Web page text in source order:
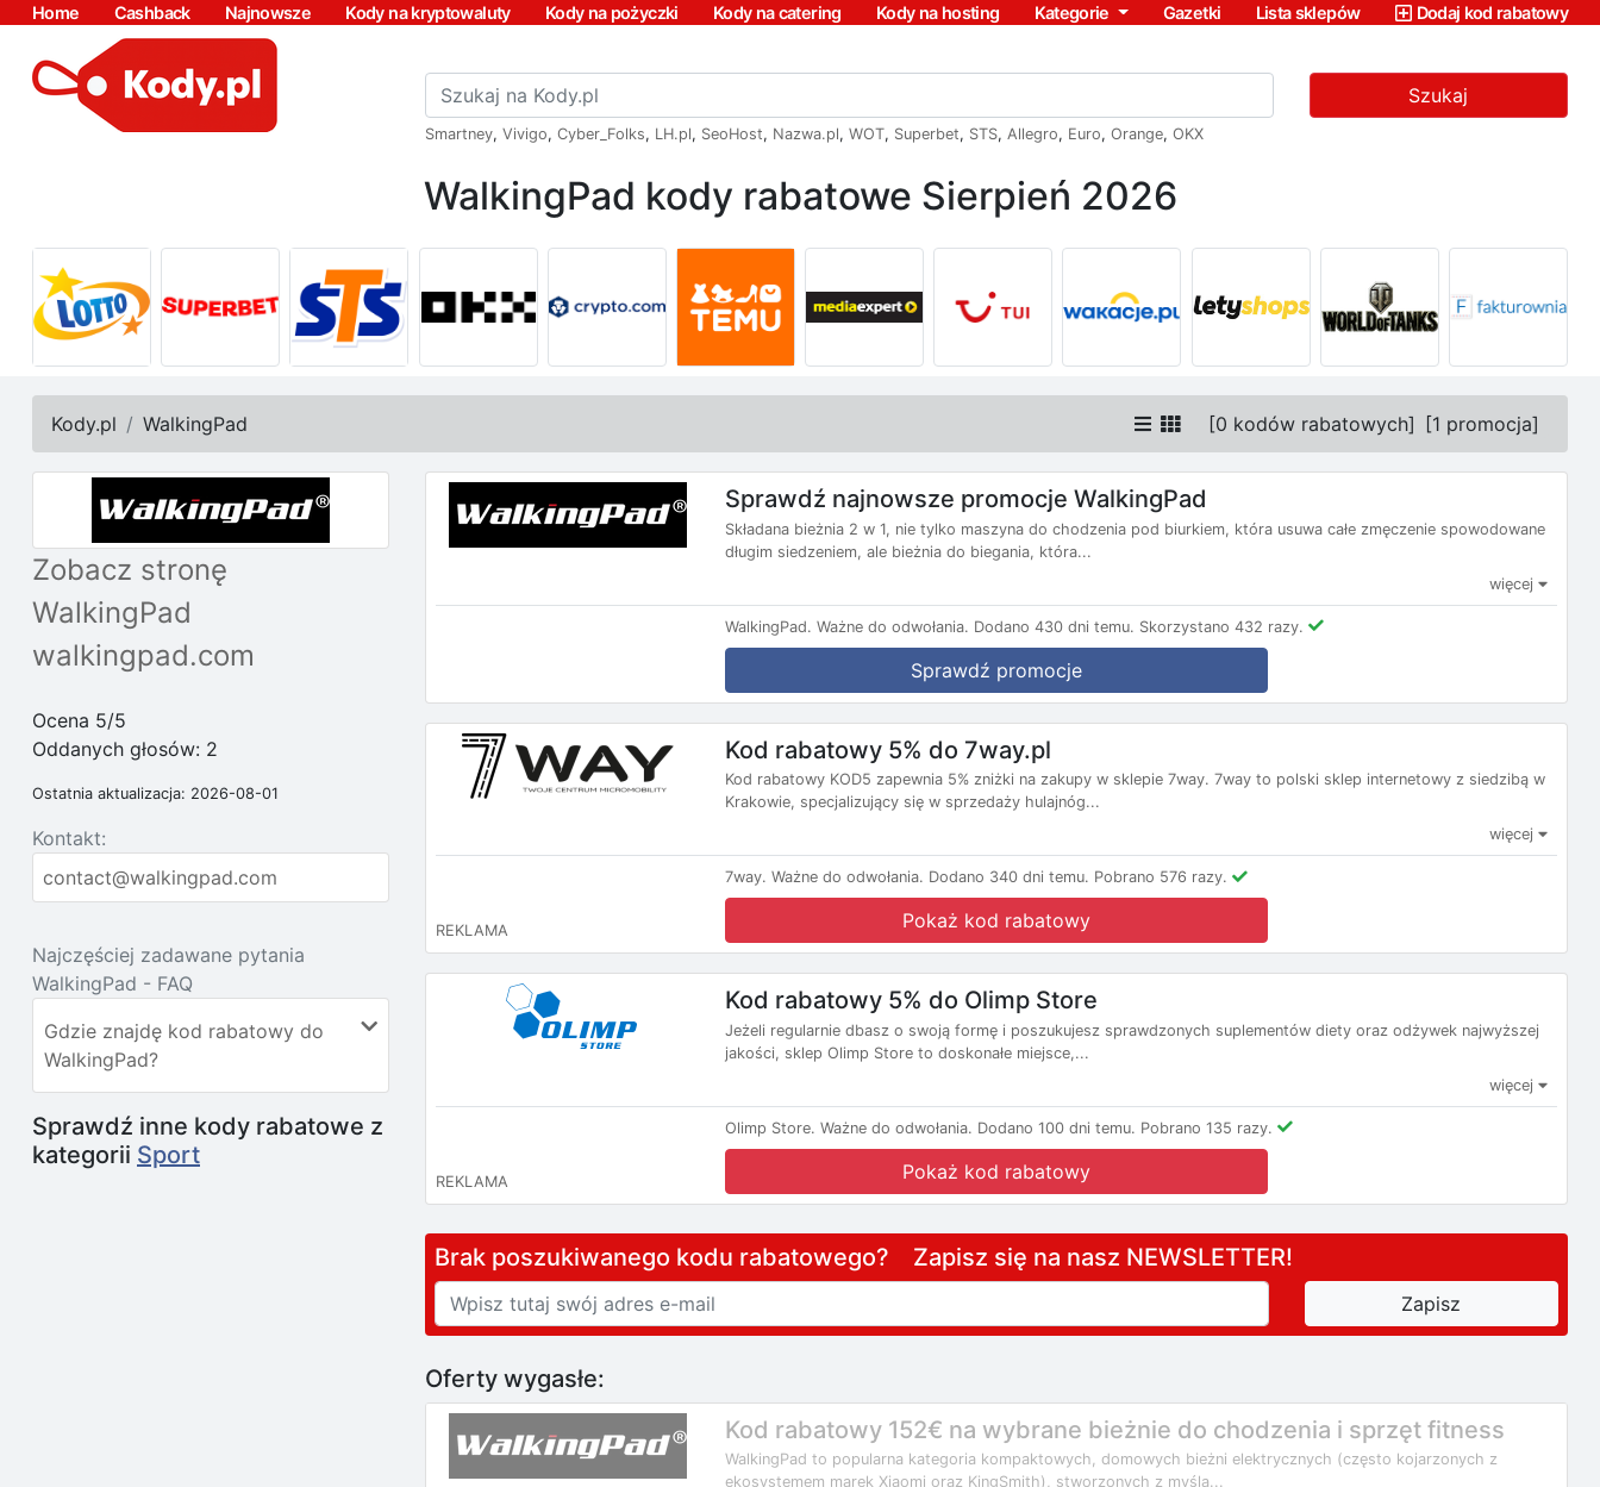
Home Cashback Najnowsze Kody na kryptowaluty Kody na pożyczki Kody na catering Kody na hosting Kategorie Gazetki Lista sklepów Dodaj kod rabatowy
Szukaj
Smartney, Vivigo, Cyber_Folks, LH.pl, SeoHost, Nazwa.pl, WOT, Superbet, STS, Allegro, Euro, Orange, OKX
WalkingPad kody rabatowe Sierpień 2026
Kody.pl WalkingPad [0 kodów rabatowych] [1 promocja]
Zobacz stronę
WalkingPad
walkingpad.com
Ocena 5/5
Oddanych głosów: 2
Ostatnia aktualizacja: 2026-08-01
Kontakt:
contact@walkingpad.com
Najczęściej zadawane pytania
WalkingPad - FAQ
Gdzie znajdę kod rabatowy do
WalkingPad?
Sprawdź inne kody rabatowe z
kategorii Sport
Sprawdź najnowsze promocje WalkingPad
Składana bieżnia 2 w 1, nie tylko maszyna do chodzenia pod biurkiem, która usuwa całe zmęczenie spowodowane
długim siedzeniem, ale bieżnia do biegania, która...
więcej
WalkingPad. Ważne do odwołania. Dodano 430 dni temu. Skorzystano 432 razy.
Sprawdź promocje
Kod rabatowy 5% do 7way.pl
Kod rabatowy KOD5 zapewnia 5% zniżki na zakupy w sklepie 7way. 7way to polski sklep internetowy z siedzibą w
Krakowie, specjalizujący się w sprzedaży hulajnóg...
więcej
7way. Ważne do odwołania. Dodano 340 dni temu. Pobrano 576 razy.
REKLAMA Pokaż kod rabatowy
Kod rabatowy 5% do Olimp Store
Jeżeli regularnie dbasz o swoją formę i poszukujesz sprawdzonych suplementów diety oraz odżywek najwyższej
jakości, sklep Olimp Store to doskonałe miejsce,...
więcej
Olimp Store. Ważne do odwołania. Dodano 100 dni temu. Pobrano 135 razy.
REKLAMA Pokaż kod rabatowy
Brak poszukiwanego kodu rabatowego? Zapisz się na nasz NEWSLETTER!
Oferty wygasłe:
Kod rabatowy 152€ na wybrane bieżnie do chodzenia i sprzęt fitness
WalkingPad to popularna kategoria kompaktowych, domowych bieżni elektrycznych (często kojarzonych z
ekosystemem marek Xiaomi oraz KingSmith), stworzonych z myślą...